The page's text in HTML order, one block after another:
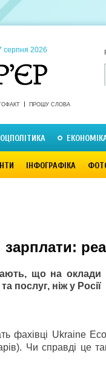
серпня 2026
ПРОШУ СЛОВА
ІНФОГРАФІКА
зарплати:
що на оклади
послуг, ніж у Росії
фахівці Ukraine
Чи справді це